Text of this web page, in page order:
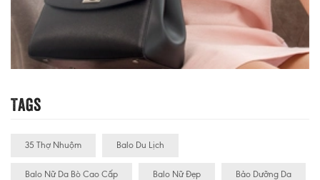
Tags
35 Thợ Nhuộm Balo Du Lịch
Balo Nữ Da Bò Cao Cấp Balo Nữ Đẹp Bảo Dưỡng Da